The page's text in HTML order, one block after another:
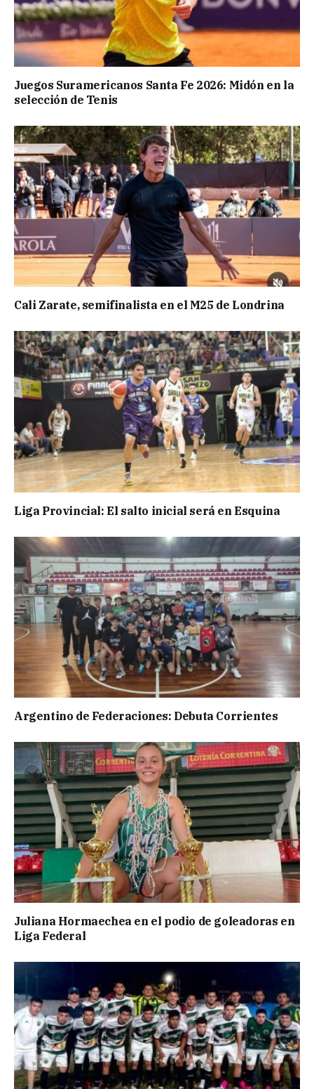
Juegos Suramericanos Santa Fe 2026: Midón en la
selección de Tenis
Cali Zarate, semifinalista en el M25 de Londrina
Liga Provincial: El salto inicial será en Esquina
Argentino de Federaciones: Debuta Corrientes
Juliana Hormaechea en el podio de goleadoras en
Liga Federal